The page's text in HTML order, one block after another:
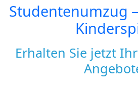
Studentenumzug
Erhalten Sie jetzt